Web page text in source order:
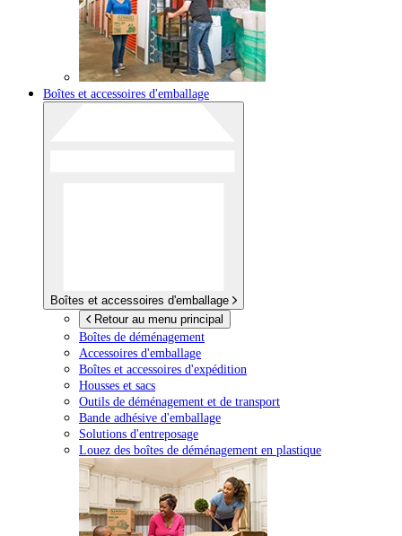
Boîtes et accessoires d'emballage
Boîtes et accessoires d'emballage
Retour au menu principal
Boîtes de déménagement
Accessoires d'emballage
Boîtes et accessoires d'expédition
Housses et sacs
Outils de déménagement et de transport
Bande adhésive d'emballage
Solutions d'entreposage
Louez des boîtes de déménagement en plastique